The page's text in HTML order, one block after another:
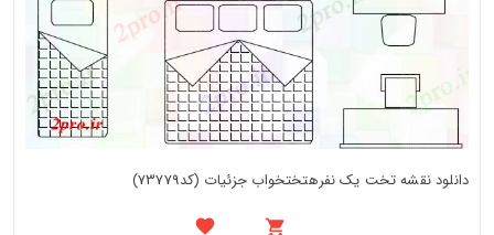
دانلود نقشه تخت یک نفرهتختخواب جزئیات (کد73779)